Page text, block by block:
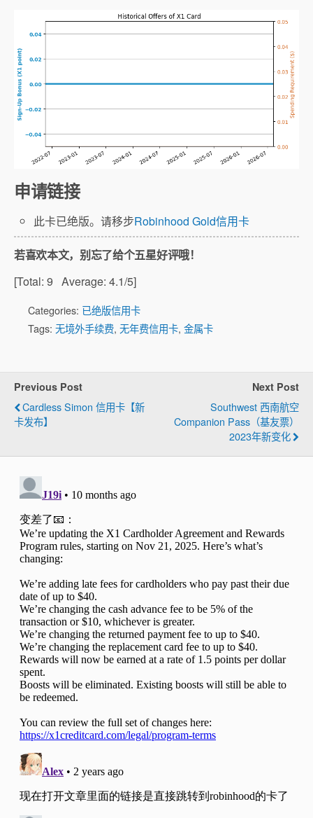
申请链接
此卡已绝版。请移步Robinhood Gold信用卡
若喜欢本文，别忘了给个五星好评哦！
[Total: 9 Average: 4.1/5]
Categories: 已绝版信用卡
Tags: 无境外手续费, 无年费信用卡, 金属卡
Previous Post
Cardless Simon 信用卡【新
卡发布】
Next Post
Southwest 西南航空
Companion Pass（基友票）
2023年新变化